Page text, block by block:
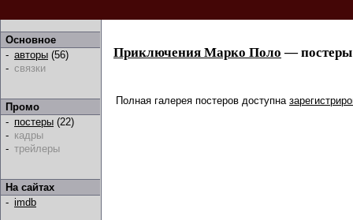
Основное
- авторы (56)
- связки
Промо
- постеры (22)
- кадры
- трейлеры
На сайтах
- imdb
Приключения Марко Поло — постеры
Полная галерея постеров доступна